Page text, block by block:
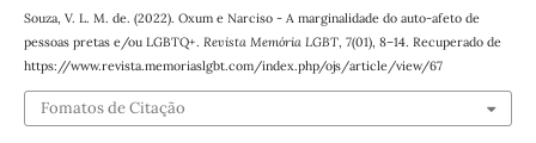
Souza, V. L. M. de. (2022). Oxum e Narciso - A marginalidade do auto-afeto de
pessoas pretas e/ou LGBTQ+. Revista Memória LGBT, 7(01), 8–14. Recuperado de
https://www.revista.memoriaslgbt.com/index.php/ojs/article/view/67
Fomatos de Citação